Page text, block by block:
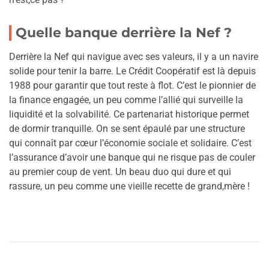
Quelle banque derrière la Nef ?
Derrière la Nef qui navigue avec ses valeurs, il y a un navire
solide pour tenir la barre. Le Crédit Coopératif est là depuis
1988 pour garantir que tout reste à flot. C’est le pionnier de
la finance engagée, un peu comme l’allié qui surveille la
liquidité et la solvabilité. Ce partenariat historique permet
de dormir tranquille. On se sent épaulé par une structure
qui connaît par cœur l’économie sociale et solidaire. C’est
l’assurance d’avoir une banque qui ne risque pas de couler
au premier coup de vent. Un beau duo qui dure et qui
rassure, un peu comme une vieille recette de grand,mère !